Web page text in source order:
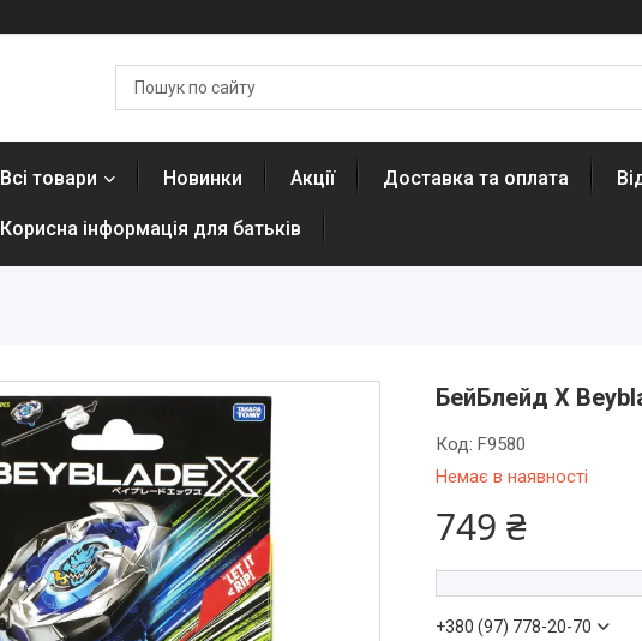
Всі товари Новинки Акції Доставка та оплата
Корисна інформація для батьків
БейБлейд Х
Немає в наявності
Код: F9580
749 ₴
+380 (97) 778-20-70